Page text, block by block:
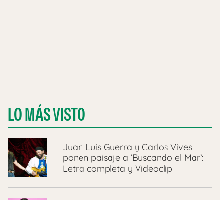
LO MÁS VISTO
Juan Luis Guerra y Carlos Vives
ponen paisaje a ‘Buscando el Mar’:
Letra completa y Videoclip